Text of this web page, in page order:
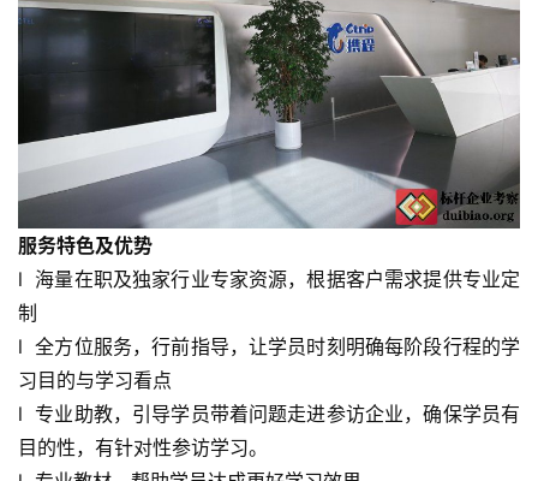
服务特色及优势
l  海量在职及独家行业专家资源，根据客户需求提供专业定
制
l  全方位服务，行前指导，让学员时刻明确每阶段行程的学
习目的与学习看点
l  专业助教，引导学员带着问题走进参访企业，确保学员有
目的性，有针对性参访学习。